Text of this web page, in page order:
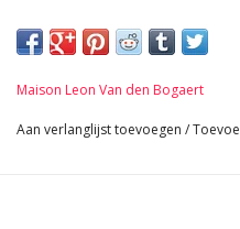
63 cm Lengte 24,80 Inch
Maison Leon Van den Bogaert
Aan verlanglijst toevoegen /